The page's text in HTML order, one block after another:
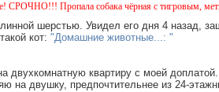
Пропала собака чёрная с тигровым, метиска
шерстью. Увидел его дня 4 назад,
кот: "Домашние животные...: "
двухкомнатную квартиру с моей
на двушку, предпочтительнее из 24-